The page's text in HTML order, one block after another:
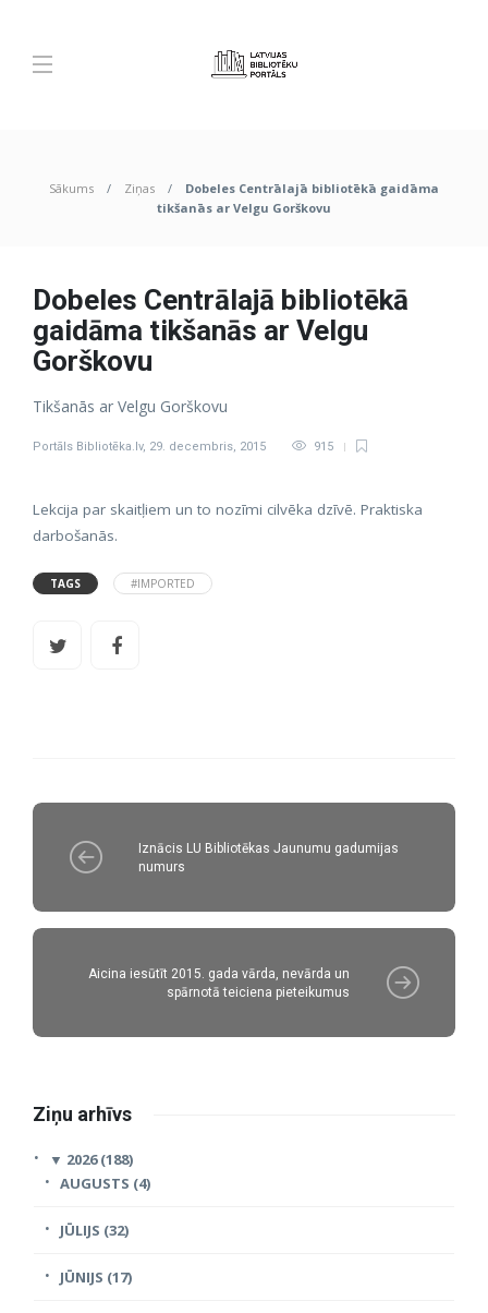
Sākums Ziņas
Dobeles Centrālajā bibliotēkā gaidāma
tikšanās ar Velgu Gorškovu
Dobeles Centrālajā bibliotēkā
gaidāma tikšanās ar Velgu
Gorškovu
Tikšanās ar Velgu Gorškovu
Portāls Bibliotēka.lv, 29. decembris, 2015 915
Lekcija par skaitļiem un to nozīmi cilvēka dzīvē. Praktiska
darbošanās.
TAGS #IMPORTED
Iznācis LU Bibliotēkas Jaunumu gadumijas
numurs
Aicina iesūtīt 2015. gada vārda, nevārda un
spārnotā teiciena pieteikumus
Ziņu arhīvs
▼ 2026 (188)
AUGUSTS (4)
JŪLIJS (32)
JŪNIJS (17)